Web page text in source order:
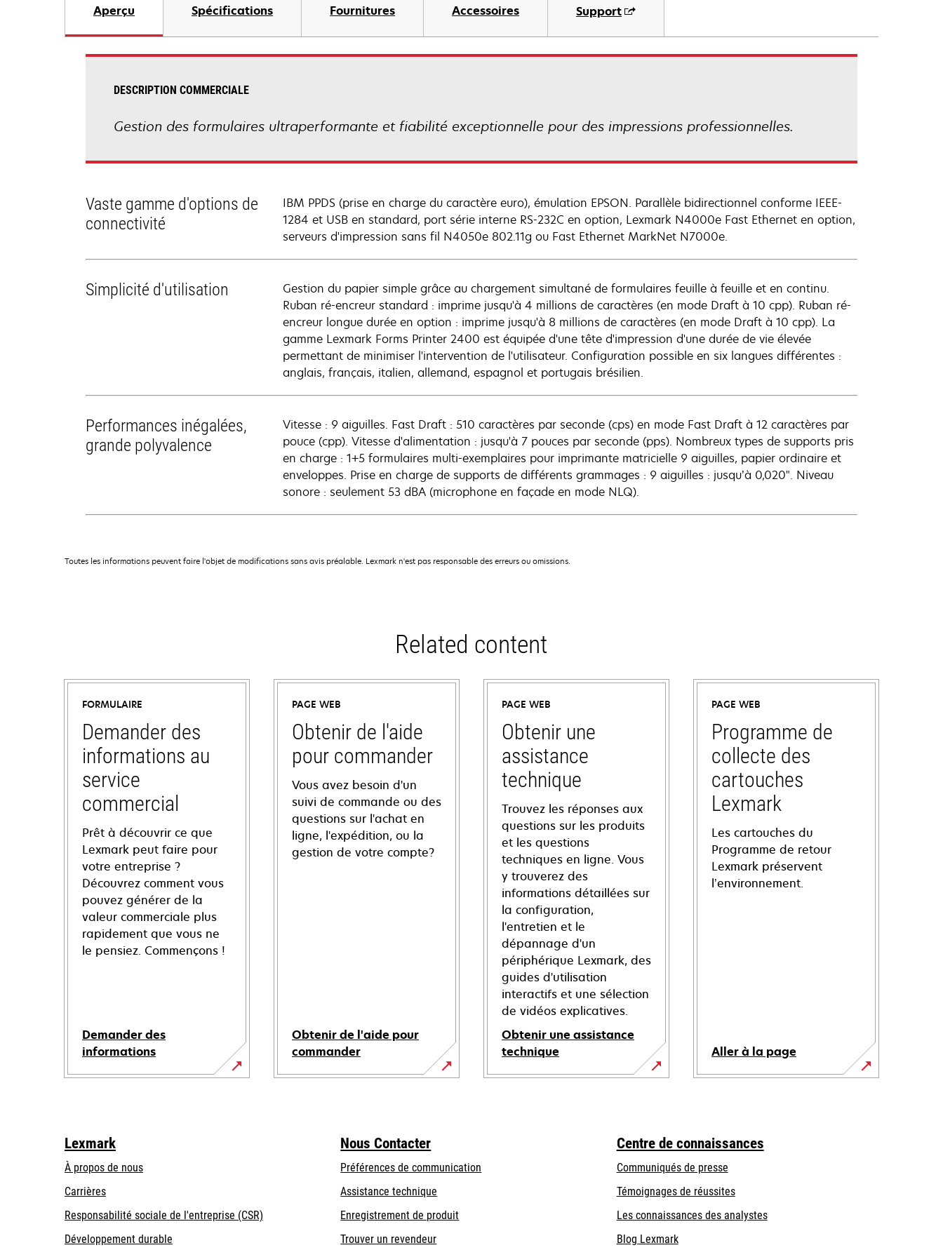
Aperçu Spécifications Fournitures Accessoires Support
DESCRIPTION COMMERCIALE
Gestion des formulaires ultraperformante et fiabilité exceptionnelle pour des impressions professionnelles.
Vaste gamme d'options de
connectivité
IBM PPDS (prise en charge du caractère euro), émulation EPSON. Parallèle bidirectionnel conforme IEEE-
1284 et USB en standard, port série interne RS-232C en option, Lexmark N4000e Fast Ethernet en option,
serveurs d'impression sans fil N4050e 802.11g ou Fast Ethernet MarkNet N7000e.
Simplicité d'utilisation
Gestion du papier simple grâce au chargement simultané de formulaires feuille à feuille et en continu.
Ruban ré-encreur standard : imprime jusqu'à 4 millions de caractères (en mode Draft à 10 cpp). Ruban ré-
encreur longue durée en option : imprime jusqu'à 8 millions de caractères (en mode Draft à 10 cpp). La
gamme Lexmark Forms Printer 2400 est équipée d'une tête d'impression d'une durée de vie élevée
permettant de minimiser l'intervention de l'utilisateur. Configuration possible en six langues différentes :
anglais, français, italien, allemand, espagnol et portugais brésilien.
Performances inégalées,
grande polyvalence
Vitesse : 9 aiguilles. Fast Draft : 510 caractères par seconde (cps) en mode Fast Draft à 12 caractères par
pouce (cpp). Vitesse d'alimentation : jusqu'à 7 pouces par seconde (pps). Nombreux types de supports pris
en charge : 1+5 formulaires multi-exemplaires pour imprimante matricielle 9 aiguilles, papier ordinaire et
enveloppes. Prise en charge de supports de différents grammages : 9 aiguilles : jusqu’à 0,020". Niveau
sonore : seulement 53 dBA (microphone en façade en mode NLQ).
Toutes les informations peuvent faire l'objet de modifications sans avis préalable. Lexmark n'est pas responsable des erreurs ou omissions.
Related content
FORMULAIRE
Demander des
informations au
service
commercial
Prêt à découvrir ce que
Lexmark peut faire pour
votre entreprise ?
Découvrez comment vous
pouvez générer de la
valeur commerciale plus
rapidement que vous ne
le pensiez. Commençons !
Demander des
informations
PAGE WEB
Obtenir de l'aide
pour commander
Vous avez besoin d'un
suivi de commande ou des
questions sur l'achat en
ligne, l'expédition, ou la
gestion de votre compte?
Obtenir de l'aide pour
commander
PAGE WEB
Obtenir une
assistance
technique
Trouvez les réponses aux
questions sur les produits
et les questions
techniques en ligne. Vous
y trouverez des
informations détaillées sur
la configuration,
l'entretien et le
dépannage d'un
périphérique Lexmark, des
guides d'utilisation
interactifs et une sélection
de vidéos explicatives.
Obtenir une assistance
technique
s’ouvre
PAGE WEB
Programme de
collecte des
cartouches
Lexmark
Les cartouches du
Programme de retour
Lexmark préservent
l’environnement.
Aller à la page
Lexmark
À propos de nous
Carrières
s’ouvre
dans
un
Responsabilité sociale de l'entreprise (CSR)
Développement durable
Nous Contacter
Préférences de communication
s’ouvre
dans
un
nouvel
Assistance technique
dans
un
nouvel
Enregistrement de produit
Trouver un revendeur
Centre de connaissances
Communiqués de presse
Témoignages de réussites
Les connaissances des analystes
Blog Lexmark